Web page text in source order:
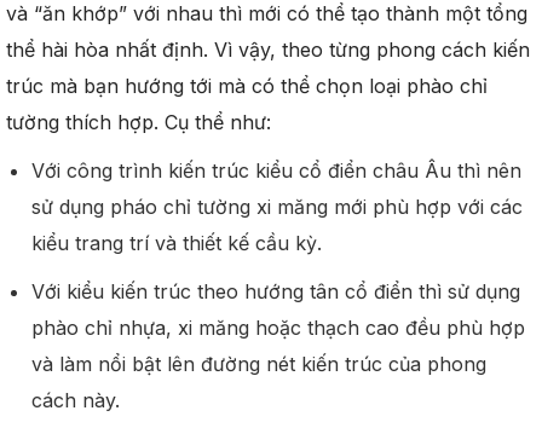
và “ăn khớp” với nhau thì mới có thể tạo thành một tổng
thể hài hòa nhất định. Vì vậy, theo từng phong cách kiến
trúc mà bạn hướng tới mà có thể chọn loại phào chỉ
tường thích hợp. Cụ thể như:
Với công trình kiến trúc kiểu cổ điển châu Âu thì nên
sử dụng pháo chỉ tường xi măng mới phù hợp với các
kiểu trang trí và thiết kế cầu kỳ.
Với kiểu kiến trúc theo hướng tân cổ điển thì sử dụng
phào chỉ nhựa, xi măng hoặc thạch cao đều phù hợp
và làm nổi bật lên đường nét kiến trúc của phong
cách này.